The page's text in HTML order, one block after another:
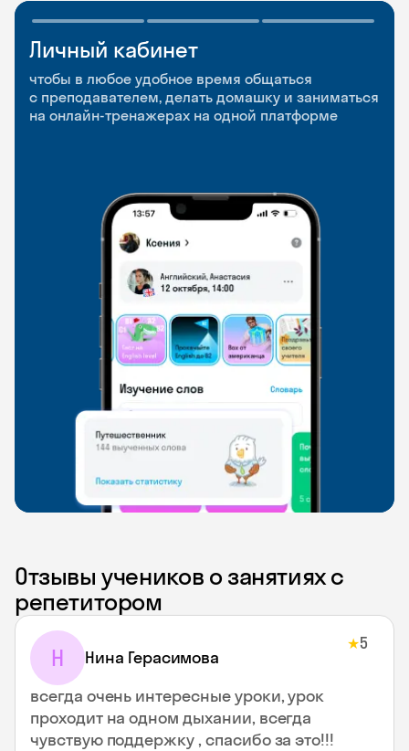
Личный кабинет
чтобы в любое удобное время общаться
с преподавателем, делать домашку и заниматься
на онлайн-тренажерах на одной платформе
Мобильное
приложение
чтобы заниматься и изучать новые слова где
и когда удобно
Разговорные клубы
и Talks
Групповые занятия для разговорной практики
и индивидуальные встречи с преподавателями
Отзывы учеников о занятиях с
репетитором
Н Нина Герасимова
★5
всегда очень интересные уроки, урок
проходит на одном дыхании, всегда
чувствую поддержку , спасибо за это!!!